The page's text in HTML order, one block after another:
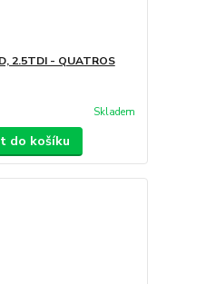
2.5TDI - QUATROS
Skladem
do košíku